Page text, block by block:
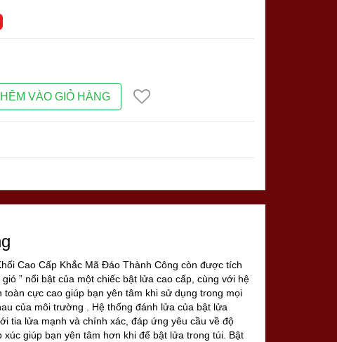
VÀO GIỎ HÀNG
Cao Cấp Khắc Mã Đáo Thành Công còn được tích
” nổi bật của một chiếc bật lửa cao cấp, cùng với hệ
cực cao giúp bạn yên tâm khi sử dụng trong mọi
của môi trường . Hệ thống đánh lửa của bật lửa
tia lửa mạnh và chính xác, đáp ứng yêu cầu về độ
xúc giúp bạn yên tâm hơn khi để bật lửa trong túi. Bật